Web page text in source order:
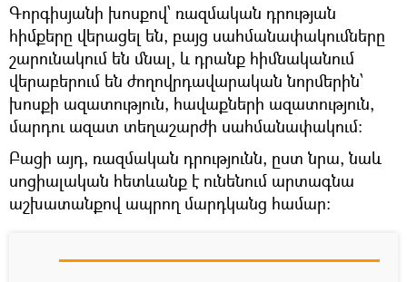
Գորգիսյանի խոսքով՝ ռազմական դրության
հիմքերը վերացել են, բայց սահմանափակումները
շարունակում են մնալ, և դրանք հիմնականում
վերաբերում են ժողովրդավարական նորմերին՝
խոսքի ազատություն, հավաքների ազատություն,
մարդու ազատ տեղաշարժի սահմանափակում:
Բացի այդ, ռազմական դրությունն, ըստ նրա, նաև
սոցիալական հետևանք է ունենում արտագնա
աշխատանքով ապրող մարդկանց համար: